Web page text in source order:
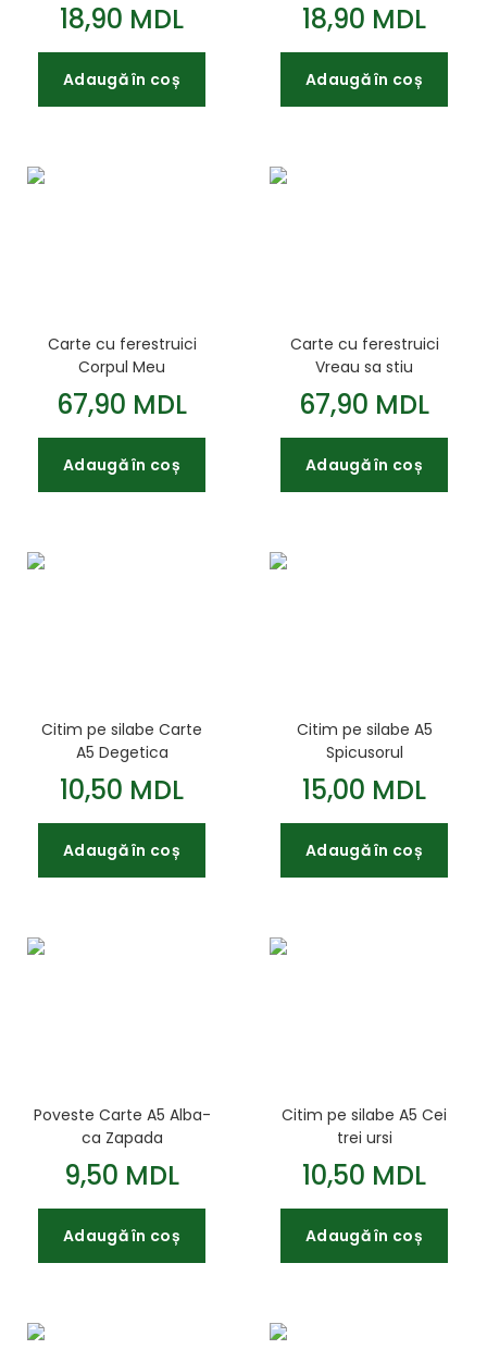
18,90 MDL
Adaugă în coș
18,90 MDL
Adaugă în coș
Carte cu ferestruici
Corpul Meu
67,90 MDL
Adaugă în coș
Carte cu ferestruici
Vreau sa stiu
67,90 MDL
Adaugă în coș
Citim pe silabe Carte
A5 Degetica
10,50 MDL
Adaugă în coș
Citim pe silabe A5
Spicusorul
15,00 MDL
Adaugă în coș
Poveste Carte A5 Alba-
ca Zapada
9,50 MDL
Adaugă în coș
Citim pe silabe A5 Cei
trei ursi
10,50 MDL
Adaugă în coș